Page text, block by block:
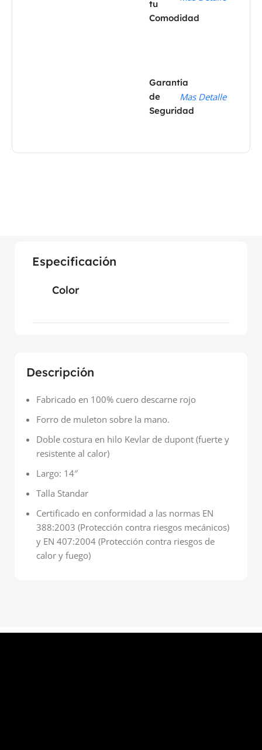
tu
Comodidad
Garantía
de
Seguridad
Mas Detalle
Descripción
Fabricado en 100% cuero descarne rojo
Forro de muleton sobre la mano.
Doble costura en hilo Kevlar de dupont (fuerte y
resistente al calor)
Largo: 14″
Talla Standar
Certificado en conformidad a las normas EN
388:2003 (Protección contra riesgos mecánicos)
y EN 407:2004 (Protección contra riesgos de
calor y fuego)
Especificación
Color